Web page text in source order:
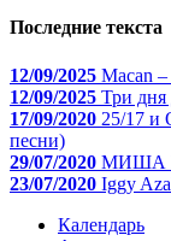
Последние текста
12/09/2025 Macan
12/09/2025 Три дня
17/09/2020 25/17 и
песни)
29/07/2020 МИША
23/07/2020 Iggy
Календарь